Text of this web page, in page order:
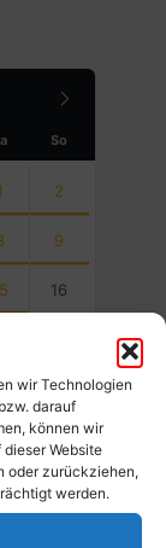
wir Technologien
darauf
können wir
Website
oder zurückziehen,
werden.
So
2
9
16
30
6